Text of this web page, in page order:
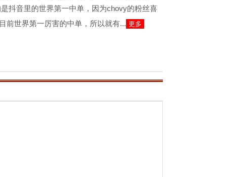
抖音里的世界第一中单，因为chovy的粉丝喜
前世界第一厉害的中单，所以就有... 更多